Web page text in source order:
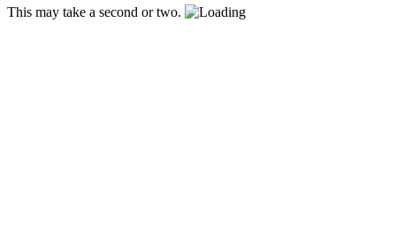
This may take a second or two.